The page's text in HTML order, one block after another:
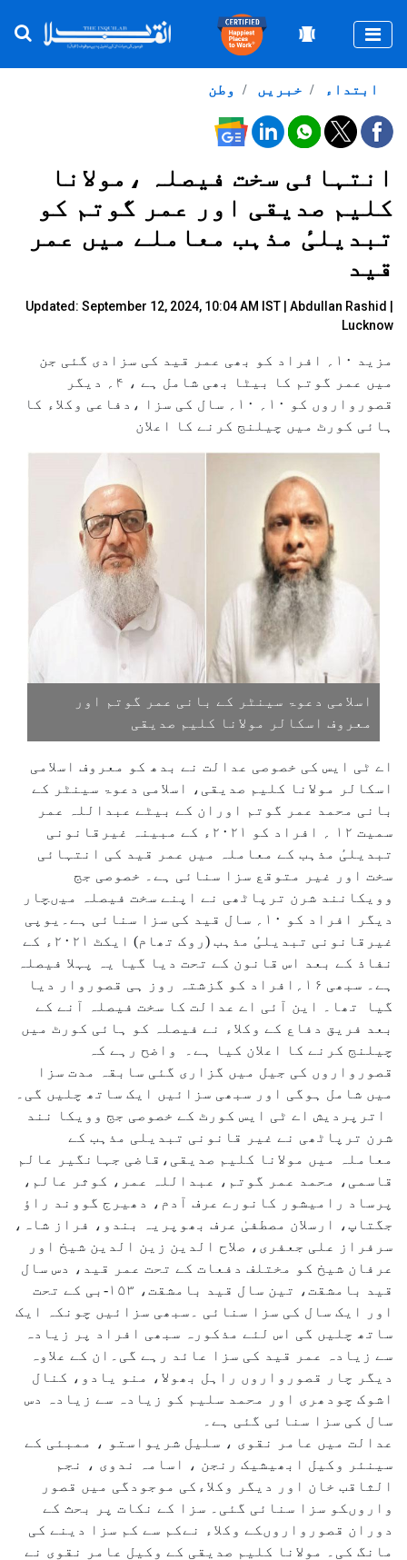
وطن خبریں ابتداء
انتہائی سخت فیصلہ ،مولانا
کلیم صدیقی اور عمر گوتم کو
تبدیلیٔ مذہب معاملے میں عمر
قید
Updated: September 12, 2024, 10:04 AM IST | Abdullan Rashid
Lucknow
مزید ۱۰؍ افراد کو بھی عمر قید کی سزادی گئی جن
میں عمر گوتم کا بیٹا بھی شامل ہے ، ۴؍ دیگر
قصورواروں کو ۱۰؍ ۱۰؍ سال کی سزا ،دفاعی وکلاء کا
ہائی کورٹ میں چیلنج کرنے کا اعلان
اسلامی دعوۃ سینٹر کے بانی عمر گوتم اور
معروف اسکالر مولانا کلیم صدیقی
اے ٹی ایس کی خصوصی عدالت نے بدھ کو معروف اسلامی
اسکالر مولانا کلیم صدیقی، اسلامی دعوۃ سینٹر کے
بانی محمد عمر گوتم اوران کے بیٹے عبداللہ عمر
سمیت ۱۲ ؍ افراد کو ۲۰۲۱ء کے مبینہ غیرقانونی
تبدیلیٔ مذہب کے معاملہ میں عمر قید کی انتہائی
سخت اور غیر متوقع سزا سنائی ہے۔ خصوصی جج
وویکانند شرن ترپاٹھی نے اپنے سخت فیصلہ میںچار
دیگر افراد کو ۱۰؍ سال قید کی سزا سنائی ہے۔یوپی
غیرقانونی تبدیلیٔ مذہب (روک تھام) ایکٹ ۲۰۲۱ء کے
نفاذ کے بعد اس قانون کے تحت دیا گیا یہ پہلا فیصلہ
ہے۔ سبھی ۱۶؍افراد کو گزشتہ روز ہی قصوروار دیا
گیا تھا۔ این آئی اے عدالت کا سخت فیصلہ آنے کے
بعد فریق دفاع کے وکلاء نے فیصلہ کو ہائی کورٹ میں
چیلنج کرنے کا اعلان کیا ہے۔ واضح رہے کہ
قصورواروں کی جیل میں گزاری گئی سابقہ مدت سزا
میں شامل ہوگی اور سبھی سزائیں ایک ساتھ چلیں گی۔
اترپردیش اے ٹی ایس کورٹ کے خصوصی جج وویکا نند
شرن ترپاٹھی نے غیر قانونی تبدیلی مذہب کے
معاملہ میں مولانا کلیم صدیقی،قاضی جہانگیر عالم
قاسمی، محمد عمر گوتم، عبداللہ عمر، کوثر عالم،
پرساد رامیشور کانورے عرف آدم، دھیرج گووند راؤ
جگتاپ، ارسلان مصطفیٰ عرف بھوپریہ بندو، فراز شاہ،
سرفراز علی جعفری، صلاح الدین زین الدین شیخ اور
عرفان شیخ کو مختلف دفعات کے تحت عمر قید، دس سال
قید بامشقت، تین سال قید بامشقت، ۱۵۳-بی کے تحت
اور ایک سال کی سزا سنائی ۔سبھی سزائیں چونکہ ایک
ساتھ چلیں گی اس لئے مذکورہ سبھی افراد پر زیادہ
سے زیادہ عمر قید کی سزا عائد رہے گی۔ان کے علاوہ
دیگر چار قصورواروں راہل بھولا، منو یادو، کنال
اشوک چودھری اور محمد سلیم کو زیادہ سے زیادہ دس
سال کی سزا سنائی گئی ہے۔
عدالت میں عامر نقوی ، سلیل شریواستو ، ممبئی کے
سینئر وکیل ابھیشیک رنجن ، اسامہ ندوی ، نجم
الثاقب خان اور دیگر وکلاءکی موجودگی میں قصور
واروںکو سزا سنائی گئی۔ سزا کے نکات پر بحث کے
دوران قصورواروںکے وکلاء نےکم سے کم سزا دینے کی
مانگ کی۔ مولانا کلیم صدیقی کے وکیل عامر نقوی نے